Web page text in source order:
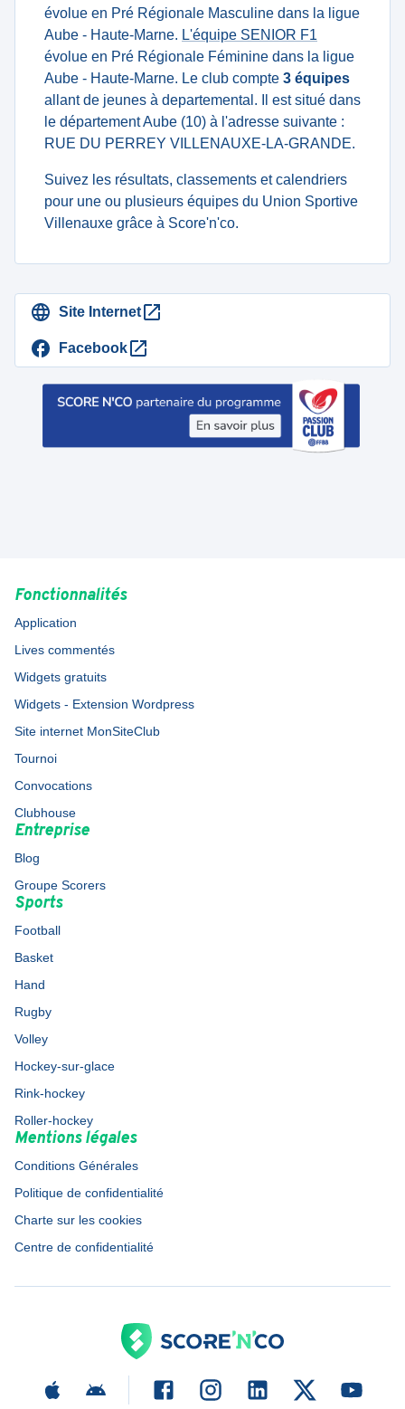
évolue en Pré Régionale Masculine dans la ligue
Aube - Haute-Marne. L'équipe SENIOR F1
évolue en Pré Régionale Féminine dans la ligue
Aube - Haute-Marne. Le club compte 3 équipes
allant de jeunes à departemental. Il est situé dans
le département Aube (10) à l'adresse suivante :
RUE DU PERREY VILLENAUXE-LA-GRANDE.
Suivez les résultats, classements et calendriers
pour une ou plusieurs équipes du Union Sportive
Villenauxe grâce à Score'n'co.
Site Internet
Facebook
Fonctionnalités
Application
Lives commentés
Widgets gratuits
Widgets - Extension Wordpress
Site internet MonSiteClub
Tournoi
Convocations
Clubhouse
Entreprise
Blog
Groupe Scorers
Sports
Football
Basket
Hand
Rugby
Volley
Hockey-sur-glace
Rink-hockey
Roller-hockey
Mentions légales
Conditions Générales
Politique de confidentialité
Charte sur les cookies
Centre de confidentialité